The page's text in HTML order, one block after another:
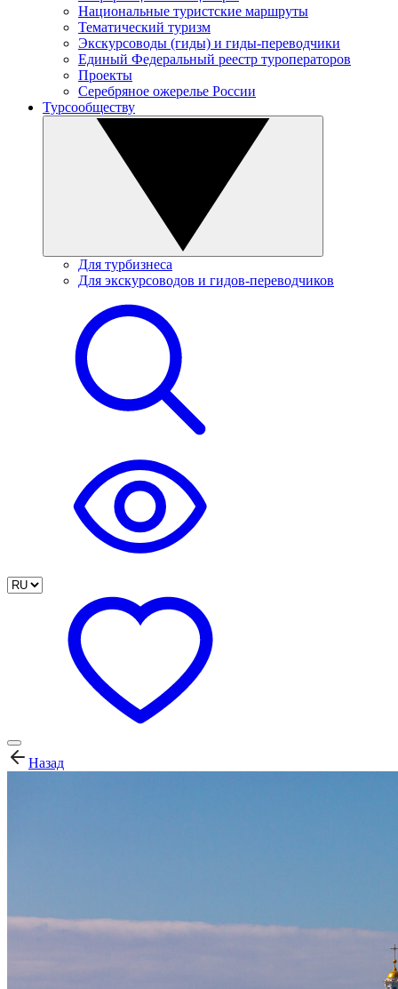
Национальные туристские маршруты
Тематический туризм
Экскурсоводы (гиды) и гиды-переводчики
Единый Федеральный реестр туроператоров
Проекты
Серебряное ожерелье России
Турсообществу
Для турбизнеса
Для экскурсоводов и гидов-переводчиков
Назад